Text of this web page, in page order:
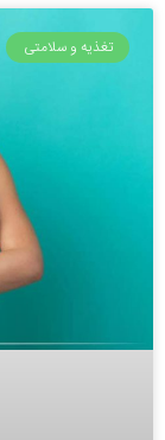
تغذیه و سلامتی